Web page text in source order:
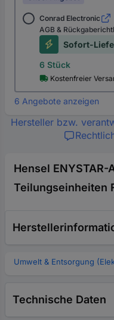
Conrad Electronic
AGB &
Sofort-
6 Stück
Kostenfreier
6 Angebote anzeigen
Hersteller bzw.
Hensel
Teilungseinheiten
Umwelt & Entsorgung
Technische Daten